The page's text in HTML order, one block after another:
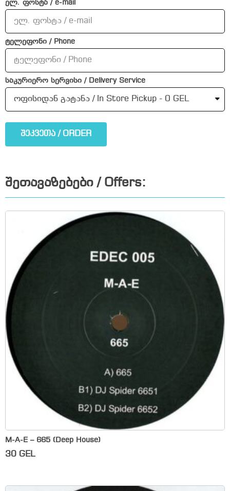
ელ. ფოსტა / e-mail
ტელეფონი / Phone
საკურიერო სერვისი / Delivery Service
შეკვეთა / ORDER
შეთავაზებები / Offers:
M-A-E – 665 (Deep House)
30 GEL